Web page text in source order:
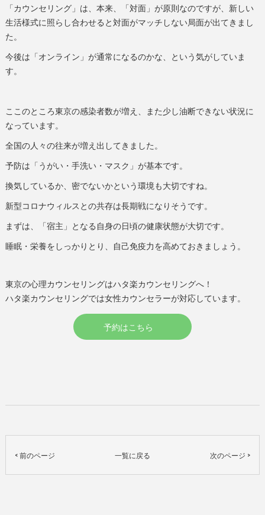
「カウンセリング」は、本来、「対面」が原則なのですが、新しい
生活様式に照らし合わせると対面がマッチしない局面が出てきまし
た。
今後は「オンライン」が通常になるのかな、という気がしていま
す。
ここのところ東京の感染者数が増え、また少し油断できない状況に
なっています。
全国の人々の往来が増え出してきました。
予防は「うがい・手洗い・マスク」が基本です。
換気しているか、密でないかという環境も大切ですね。
新型コロナウィルスとの共存は長期戦になりそうです。
まずは、「宿主」となる自身の日頃の健康状態が大切です。
睡眠・栄養をしっかりとり、自己免疫力を高めておきましょう。
東京の心理カウンセリングはハタ楽カウンセリングへ！
ハタ楽カウンセリングでは女性カウンセラーが対応しています。
予約はこちら
< 前のページ 一覧に戻る 次のページ >